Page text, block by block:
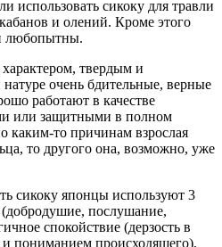
использовать сикоку для травли
и олений. Кроме этого
любопытны.
твердым и
очень бдительные, верные
работают в качестве
или защитными в полном
каким-то причинам взрослая
то другого она, возможно, уже
сикоку японцы используют 3
послушание,
спокойствие (дерзость в
и пониманием происходящего),